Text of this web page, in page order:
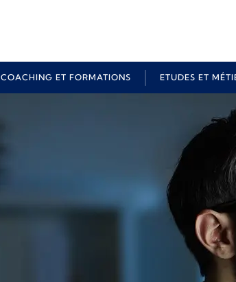
COACHING ET FORMATIONS ETUDES ET